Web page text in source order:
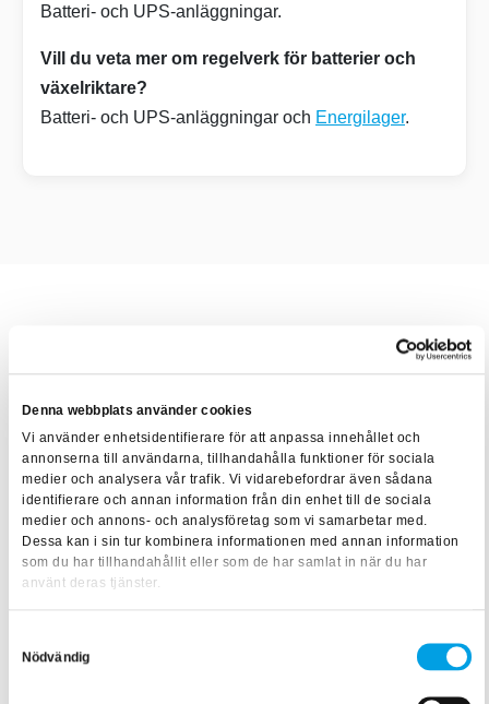
Denna webbplats använder cookies
Vi använder enhetsidentifierare för att anpassa innehållet och
annonserna till användarna, tillhandahålla funktioner för sociala
medier och analysera vår trafik. Vi vidarebefordrar även sådana
identifierare och annan information från din enhet till de sociala
medier och annons- och analysföretag som vi samarbetar med.
Dessa kan i sin tur kombinera informationen med annan information
som du har tillhandahållit eller som de har samlat in när du har
använt deras tjänster.
Nödvändig
Batteri- och UPS-anläggningar.
Vill du veta mer om regelverk för batterier och
växelriktare?
Batteri- och UPS-anläggningar och Energilager.
Att få ökade kunskaper om projektering och underhåll av
blybatterier, UPS-enheter och likströmssystem.
Innehåll i kurs
• Batteriteknologi, allmänt med fördjupning i bly och
• UPS-anläggningar